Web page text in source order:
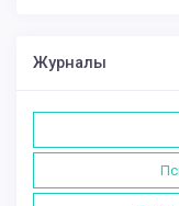
Журналы